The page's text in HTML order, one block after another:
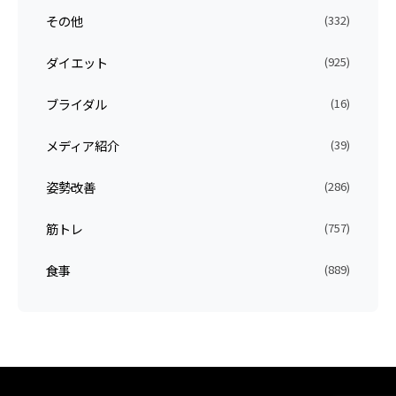
その他 (332)
ダイエット (925)
ブライダル (16)
メディア紹介 (39)
姿勢改善 (286)
筋トレ (757)
食事 (889)